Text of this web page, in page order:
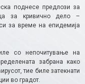
поднесе предлози за
за кривично дело –
за време на епидемија
со непочитување на
забрана како
тие биле затекнати
во градот.